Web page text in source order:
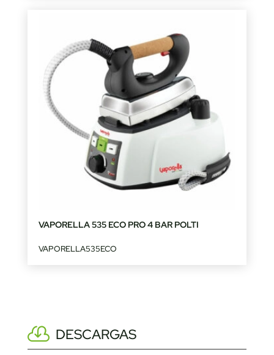
VAPORELLA 535 ECO PRO 4 BAR POLTI
VAPORELLA535ECO
DESCARGAS